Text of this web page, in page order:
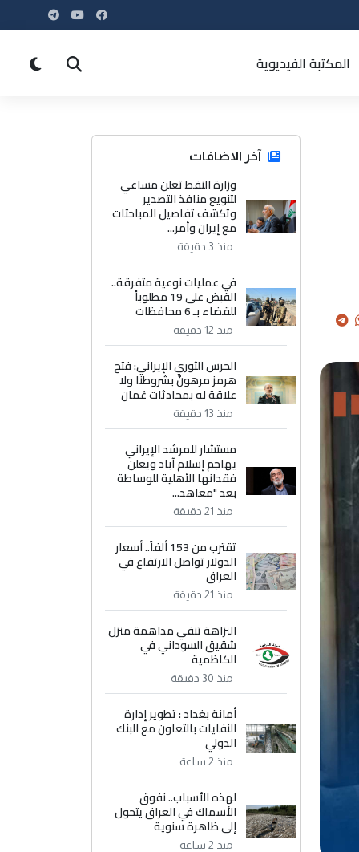
المكتبة الفيديوية
آخر الاضافات
وزارة النفط تعلن مساعي
لتنويع منافذ التصدير
وتكشف تفاصيل المباحثات
مع إيران وأمر...
منذ 3 دقيقة
في عمليات نوعية متفرقة..
القبض على 19 مطلوباً
للقضاء بـ 6 محافظات
منذ 12 دقيقة
الحرس الثوري الإيراني: فتح
هرمز مرهونٌ بشروطنا ولا
علاقة له بمحادثات عُمان
منذ 13 دقيقة
مستشار للمرشد الإيراني
يهاجم إسلام آباد ويعلن
فقدانها الأهلية للوساطة
بعد "معاهد...
منذ 21 دقيقة
تقترب من 153 ألفاً.. أسعار
الدولار تواصل الارتفاع في
العراق
منذ 21 دقيقة
النزاهة تنفي مداهمة منزل
شقيق السوداني في
الكاظمية
منذ 30 دقيقة
أمانة بغداد : تطوير إدارة
النفايات بالتعاون مع البنك
الدولي
منذ 2 ساعة
لهذه الأسباب.. نفوق
الأسماك في العراق يتحول
إلى ظاهرة سنوية
منذ 2 ساعة